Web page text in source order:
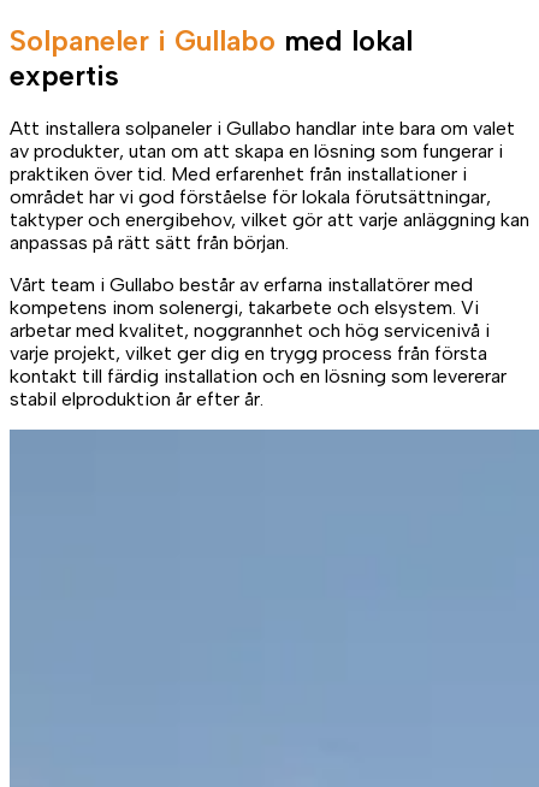
Solpaneler i Gullabo med lokal
expertis
Att installera solpaneler i Gullabo handlar inte bara om valet
av produkter, utan om att skapa en lösning som fungerar i
praktiken över tid. Med erfarenhet från installationer i
området har vi god förståelse för lokala förutsättningar,
taktyper och energibehov, vilket gör att varje anläggning kan
anpassas på rätt sätt från början.
Vårt team i Gullabo består av erfarna installatörer med
kompetens inom solenergi, takarbete och elsystem. Vi
arbetar med kvalitet, noggrannhet och hög servicenivå i
varje projekt, vilket ger dig en trygg process från första
kontakt till färdig installation och en lösning som levererar
stabil elproduktion år efter år.